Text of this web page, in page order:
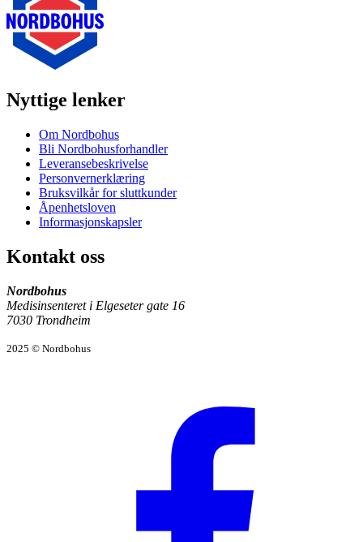
Nyttige lenker
Om Nordbohus
Bli Nordbohusforhandler
Leveransebeskrivelse
Personvernerklæring
Bruksvilkår for sluttkunder
Åpenhetsloven
Informasjonskapsler
Kontakt oss
Nordbohus
Medisinsenteret i Elgeseter gate 16
7030 Trondheim
2025 © Nordbohus